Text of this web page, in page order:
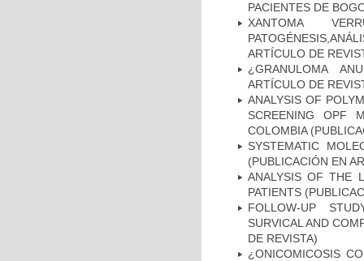
PACIENTES DE
XANTOMA
ARTÍCULO DE
¿GRANULOMA
ARTÍCULO DE
ANALYSIS OF
SCREENING OPF
COLOMBIA
SYSTEMATIC
(PUBLICACIÓN EN
ANALYSIS OF THE
PATIENTS
FOLLOW-UP
SURVICAL AND
DE REVISTA)
¿ONICOMICOSIS